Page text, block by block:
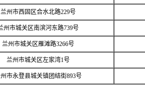
兰州市西固区合水北路229号
州市城关区南滨河东路739号
兰州市城关区雁滩路3266号
兰州市城关区左家湾1号
市永登县城关镇团结街893号